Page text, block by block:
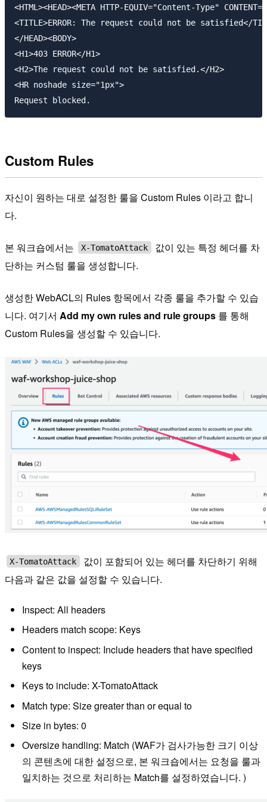
<HTML><HEAD><META HTTP-EQUIV="Content-Type"
<TITLE>ERROR: The request could not be satisfied</
</HEAD><BODY>
<H1>403 ERROR</H1>
<H2>The request could not be satisfied.</H2>
<HR noshade size="1px">
Custom Rules
자신이 원하는 대로 설정한 룰을 Custom Rules 이라고 합니
다.
본 워크숍에서는 X-TomatoAttack
값이 있는 특정 헤더를 차
단하는 커스텀 룰을 생성합니다.
생성한 WebACL의 Rules 항목에서 각종 룰을 추가할 수 있습
니다. 여기서 Add my own rules and rule groups 를 통해
Custom Rules을 생성할 수 있습니다.
X-TomatoAttack
값이 포함되어 있는 헤더를 차단하기 위해
다음과 같은 값을 설정할 수 있습니다.
Inspect: All headers
Headers match scope: Keys
Content to inspect: Include headers that have specified
keys
Keys to include: X-TomatoAttack
Match type: Size greater than or equal to
Size in bytes: 0
Oversize handling: Match (WAF가 검사가능한 크기 이상
의 콘텐츠에 대한 설정으로, 본 워크숍에서는 요청을 룰과
일치하는 것으로 처리하는 Match를 설정하였습니다. )